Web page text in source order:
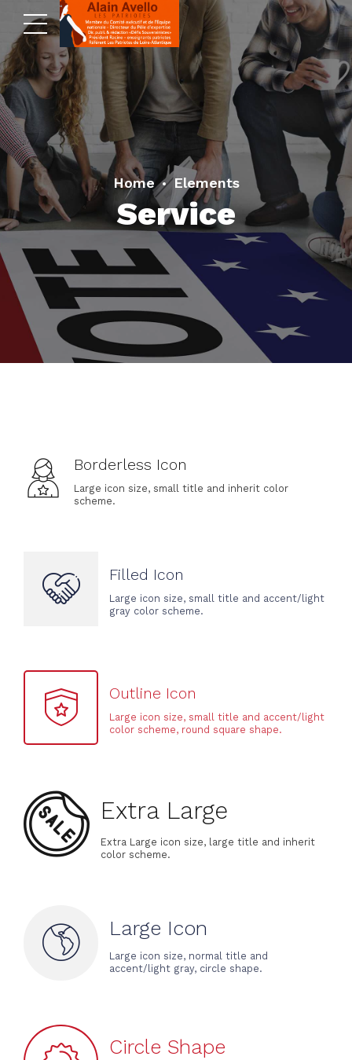
Home Elements
Service
Borderless Icon
Large icon size, small title and inherit color
scheme.
Filled Icon
Large icon size, small title and accent/light
gray color scheme.
Outline Icon
Large icon size, small title and accent/light
color scheme, round square shape.
Extra Large
Extra Large icon size, large title and inherit
color scheme.
Large Icon
Large icon size, normal title and
accent/light gray, circle shape.
Circle Shape